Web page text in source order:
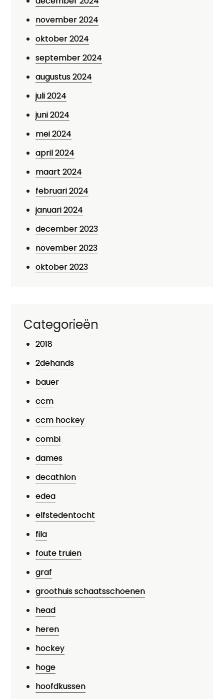
november 2024
oktober 2024
september 2024
augustus 2024
juli 2024
juni 2024
mei 2024
april 2024
maart 2024
februari 2024
januari 2024
december 2023
november 2023
oktober 2023
Categorieën
2018
2dehands
bauer
ccm
ccm hockey
combi
dames
decathlon
edea
elfstedentocht
fila
foute truien
graf
groothuis schaatsschoenen
head
heren
hockey
hoge
hoofdkussen